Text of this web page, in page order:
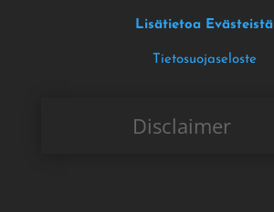
Lisätietoa Evästeistä
Tietosuojaseloste
Disclaimer